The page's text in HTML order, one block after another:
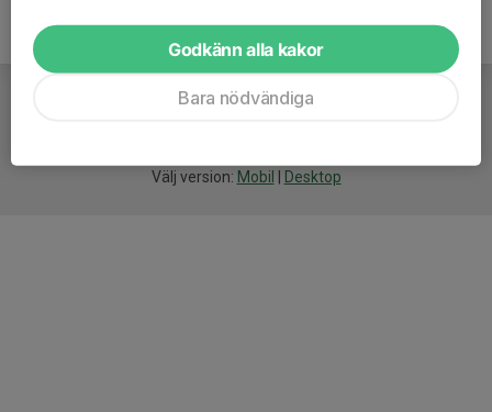
Välj version: Mobil Desktop
Godkänn alla kakor
Bara nödvändiga